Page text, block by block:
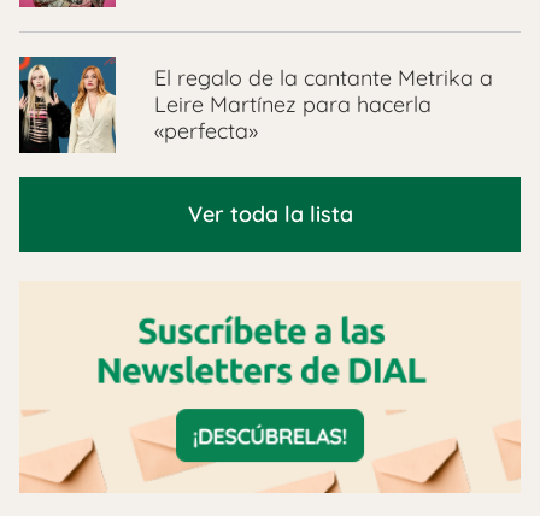
El regalo de la cantante Metrika a
Leire Martínez para hacerla
«perfecta»
Ver toda la lista